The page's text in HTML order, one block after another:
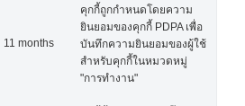
11 months
คุกกี้ถูกกำหนดโดยความ
ยินยอมของคุกกี้ PDPA เพื่อ
บันทึกความยินยอมของผู้ใช้
สำหรับคุกกี้ในหมวดหมู่
"การทำงาน"